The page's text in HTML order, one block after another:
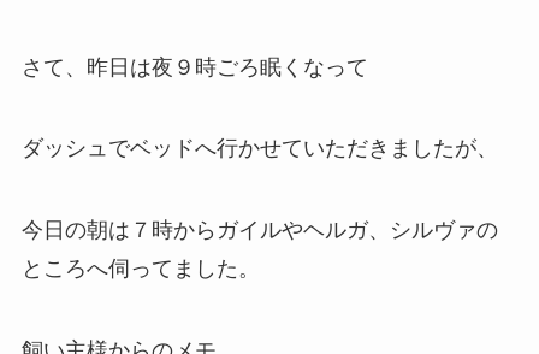
さて、昨日は夜９時ごろ眠くなって
ダッシュでベッドへ行かせていただきましたが、
今日の朝は７時からガイルやヘルガ、シルヴァの
ところへ伺ってました。